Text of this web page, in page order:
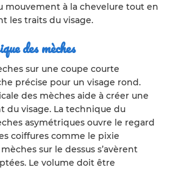
mouvement à la chevelure tout en
les traits du visage.
des mèches
sur une coupe courte
précise pour un visage rond.
des mèches aide à créer une
du visage. La technique du
asymétriques ouvre le regard
coiffures comme le pixie
sur le dessus s’avèrent
Le volume doit être